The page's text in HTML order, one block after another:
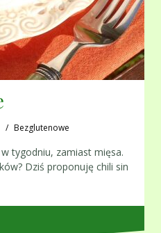
Bezglutenowe
tygodniu, zamiast mięsa.
Dziś proponuję chili sin